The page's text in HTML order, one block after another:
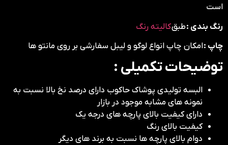
است
رنگ بندی :طبقکالیته رنگ
چاپ :امکان چاپ انواع لوگو و لیبل سفارشی بر روی مانتو ها
توضیحات تکمیلی :
البسه تولیدی پوشاک حاکوب دارای درصد نخ بالا نسبت به
نمونه های مشابه موجود در بازار
دارای کیفیت بالای پارچه های درجه یک
کیفیت بالای رنگ
دوام بالای پارچه ها نسبت به برند های دیگر